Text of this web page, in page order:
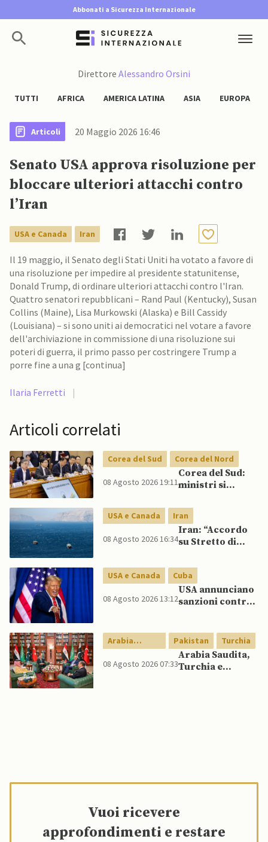
Abbonati a Sicurezza Internazionale
Direttore Alessandro Orsini
TUTTI AFRICA AMERICA LATINA ASIA EUROPA
Articoli 20 Maggio 2026 16:46
Senato USA approva risoluzione per
bloccare ulteriori attacchi contro
l’Iran
USA e Canada Iran
Il 19 maggio, il Senato degli Stati Uniti ha votato a favore di
una risoluzione per impedire al presidente statunitense,
Donald Trump, di ordinare ulteriori attacchi contro l'Iran.
Quattro senatori repubblicani – Rand Paul (Kentucky), Susan
Collins (Maine), Lisa Murkowski (Alaska) e Bill Cassidy
(Louisiana) – si sono uniti ai democratici nel votare a favore
dell'archiviazione in commissione di una risoluzione sui
poteri di guerra, il primo passo per costringere Trump a
porre fine a una g [continua]
Ilaria Ferretti |
Articoli correlati
Corea del Sud Corea del Nord
08 Agosto 2026 19:11
Corea del Sud:
ministri si
pubblicamente
su politica con il
Nord, mentre
Lee spinge per
USA e Canada Iran
08 Agosto 2026 16:34
Iran: “Accordo
su Stretto di
ma non aprirà il
canale”
USA e Canada Cuba
08 Agosto 2026 13:12
USA annunciano
sanzioni contro
Arabia
Saudita
Pakistan Turchia
08 Agosto 2026 07:33
Arabia Saudita,
Turchia e
Vuoi ricevere
approfondimenti e restare